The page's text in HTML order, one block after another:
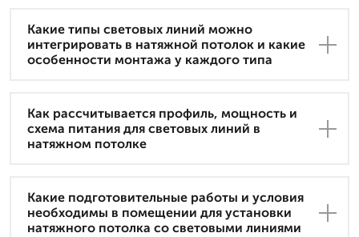
Какие типы световых линий можно
интегрировать в натяжной потолок и какие
особенности монтажа у каждого типа
Как рассчитывается профиль, мощность и
схема питания для световых линий в
натяжном потолке
Какие подготовительные работы и условия
необходимы в помещении для установки
натяжного потолка со световыми линиями